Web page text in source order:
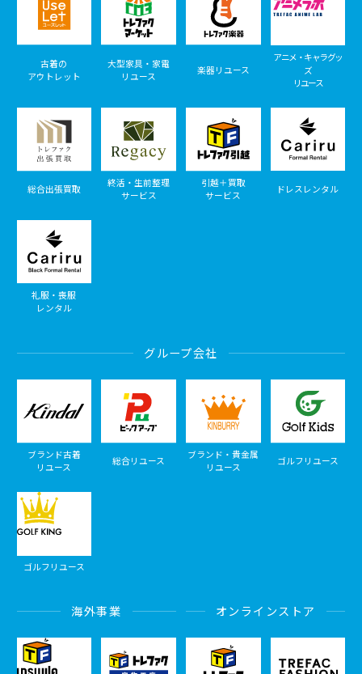
古着の
アウトレット
大型家具・家電
リユース
楽器リユース
アニメ・キャラグッ
ズ
リユース
総合出張買取
終活・生前整理
サービス
引越＋買取
サービス
ドレスレンタル
礼服・喪服
レンタル
グループ会社
ブランド古着
リユース
総合リユース
ブランド・貴金属
リユース
ゴルフリユース
ゴルフリユース
海外事業 オンラインストア